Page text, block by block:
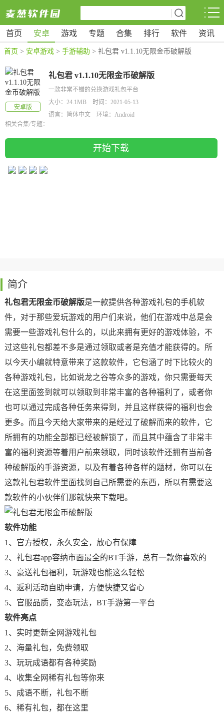
首页 安卓 游戏 专题 合集 排行 软件 资讯
首页 > 安卓游戏 > 手游辅助 > 礼包君 v1.1.10无限金币破解版
安卓版
礼包君 v1.1.10无限金币破解版
一款非常不错的兑换游戏礼包平台
大小：24.1MB 时间：2021-05-13
语言：简体中文 环境：Android
相关合集/专题：
开始下载
简介
礼包君无限金币破解版是一款提供各种游戏礼包的手机软
件，对于那些爱玩游戏的用户们来说，他们在游戏中总是会
需要一些游戏礼包什么的，以此来拥有更好的游戏体验，不
过这些礼包都差不多是通过领取或者是充值才能获得的。所
以今天小编就特意带来了这款软件，它包涵了时下比较火的
各种游戏礼包，比如说龙之谷等众多的游戏，你只需要每天
在这里面签到就可以领取到非常丰富的各种福利了，或者你
也可以通过完成各种任务来得到，并且这样获得的福利也会
更多。而且今天给大家带来的是经过了破解而来的软件，它
所拥有的功能全部都已经被解锁了，而且其中蕴含了非常丰
富的福利资源等着用户前来领取，同时该软件还拥有当前各
种破解版的手游资源，以及有着各种各样的题材，你可以在
这款礼包君软件里面找到自己所需要的东西，所以有需要这
款软件的小伙伴们那就快来下载吧。
软件功能
1、官方授权，永久安全，放心有保障
2、礼包君app容纳市面最全的BT手游，总有一款你喜欢的
3、豪送礼包福利，玩游戏也能这么轻松
4、返利活动自助申请，方便快捷又省心
5、官服品质，变态玩法，BT手游第一平台
软件亮点
1、实时更新全网游戏礼包
2、海量礼包，免费领取
3、玩玩成语都有各种奖励
4、收集全网稀有礼包等你来
5、成语不断，礼包不断
6、稀有礼包，都在这里